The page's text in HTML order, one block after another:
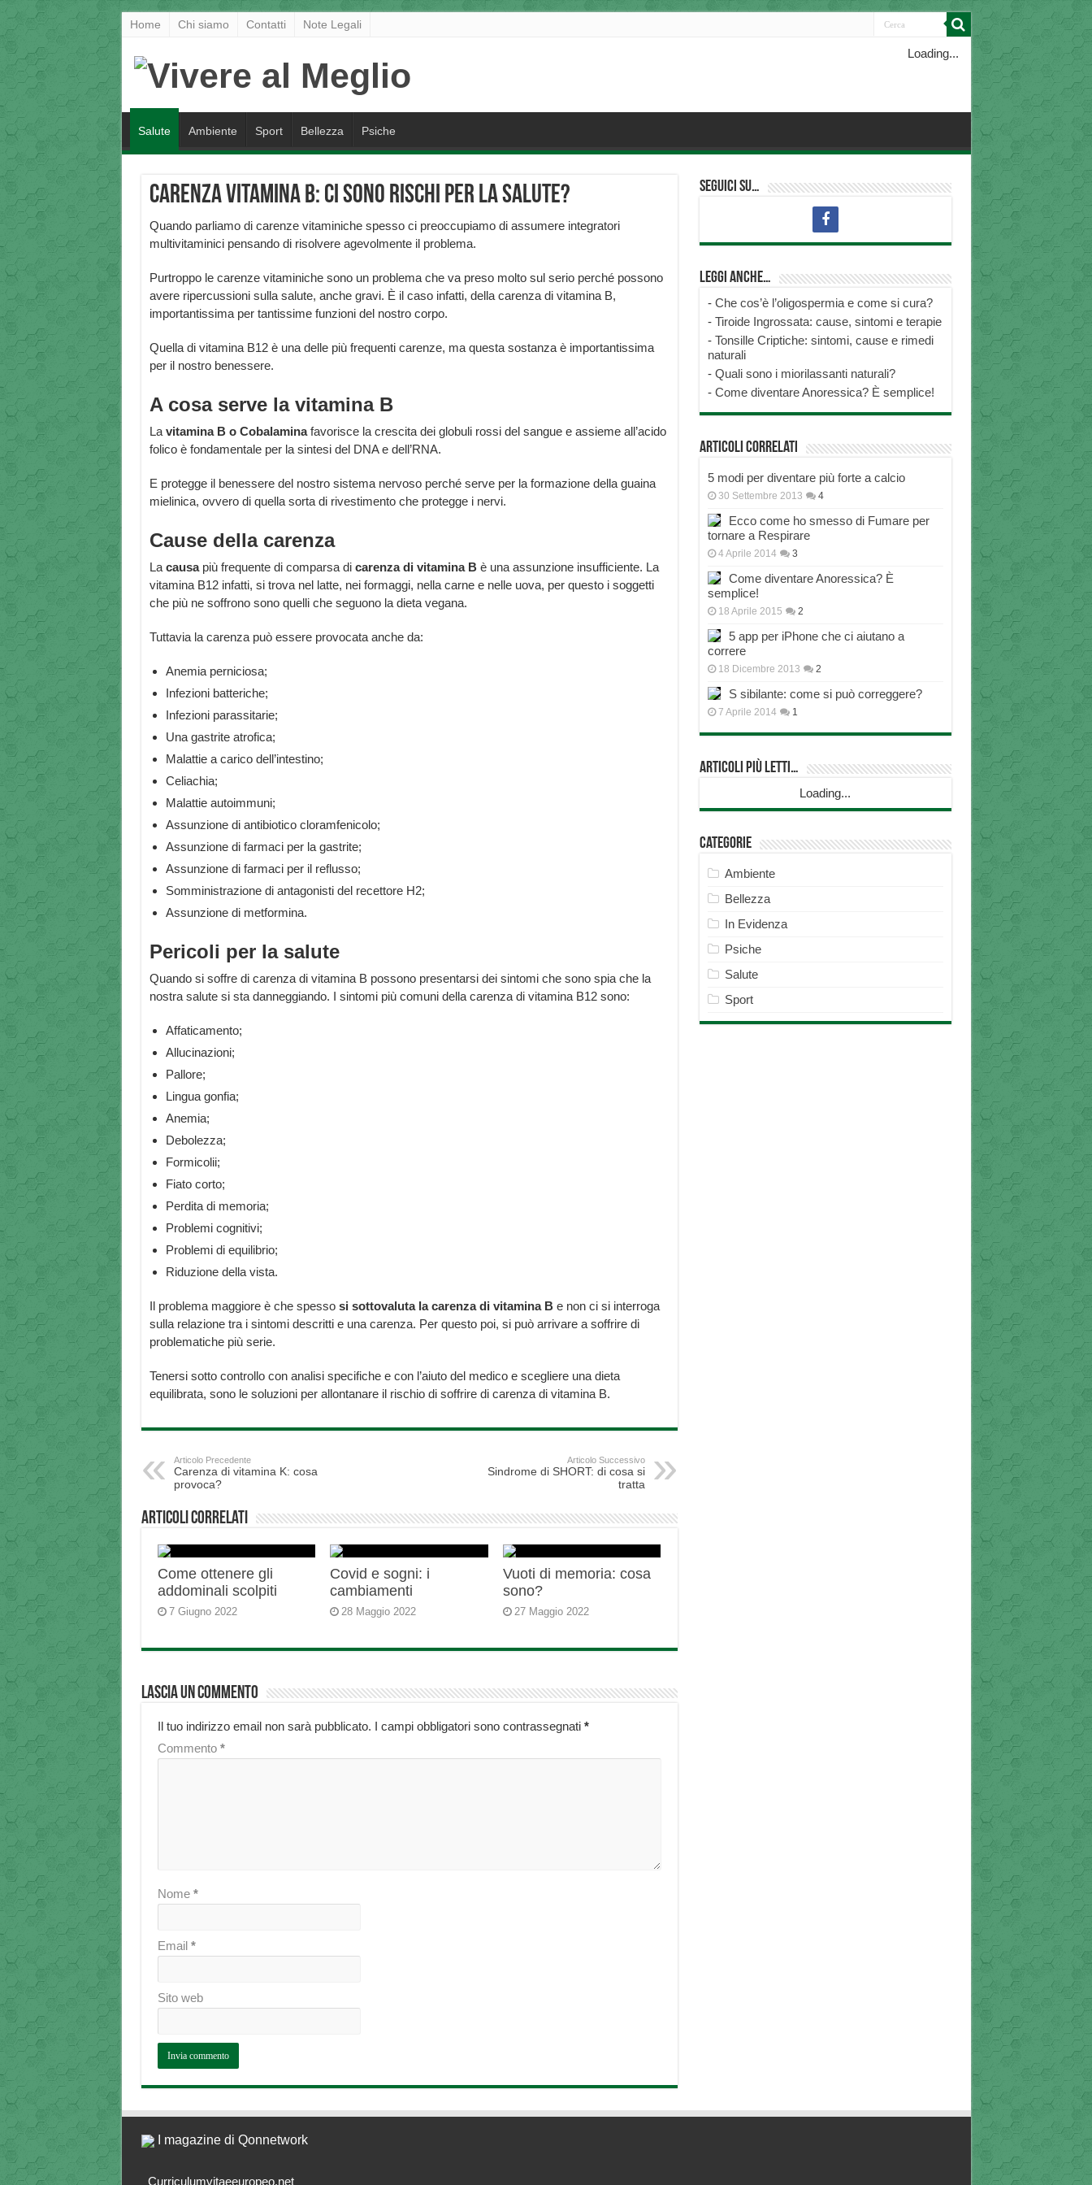
Home Chi siamo Contatti Note Legali
Loading...
Salute Ambiente Sport Bellezza Psiche
Carenza vitamina B: ci sono rischi per la salute?
Quando parliamo di carenze vitaminiche spesso ci preoccupiamo di assumere integratori
multivitaminici pensando di risolvere agevolmente il problema.
Purtroppo le carenze vitaminiche sono un problema che va preso molto sul serio perché possono
avere ripercussioni sulla salute, anche gravi. È il caso infatti, della carenza di vitamina B,
importantissima per tantissime funzioni del nostro corpo.
Quella di vitamina B12 è una delle più frequenti carenze, ma questa sostanza è importantissima
per il nostro benessere.
A cosa serve la vitamina B
La vitamina B o Cobalaminafavorisce la crescita dei globuli rossi del sangue e assieme all’acido
folico è fondamentale per la sintesi del DNA e dell’RNA.
E protegge il benessere del nostro sistema nervoso perché serve per la formazione della guaina
mielinica, ovvero di quella sorta di rivestimento che protegge i nervi.
Cause della carenza
La causapiù frequente di comparsa di carenza di vitamina Bè una assunzione insufficiente. La
vitamina B12 infatti, si trova nel latte, nei formaggi, nella carne e nelle uova, per questo i soggetti
che più ne soffrono sono quelli che seguono la dieta vegana.
Tuttavia la carenza può essere provocata anche da:
Anemia perniciosa;
Infezioni batteriche;
Infezioni parassitarie;
Una gastrite atrofica;
Malattie a carico dell’intestino;
Celiachia;
Malattie autoimmuni;
Assunzione di antibiotico cloramfenicolo;
Assunzione di farmaci per la gastrite;
Assunzione di farmaci per il reflusso;
Somministrazione di antagonisti del recettore H2;
Assunzione di metformina.
Pericoli per la salute
Quando si soffre di carenza di vitamina B possono presentarsi dei sintomi che sono spia che la
nostra salute si sta danneggiando. I sintomi più comuni della carenza di vitamina B12 sono:
Affaticamento;
Allucinazioni;
Pallore;
Lingua gonfia;
Anemia;
Debolezza;
Formicolii;
Fiato corto;
Perdita di memoria;
Problemi cognitivi;
Problemi di equilibrio;
Riduzione della vista.
Il problema maggiore è che spesso si sottovaluta la carenza di vitamina Be non ci si interroga
sulla relazione tra i sintomi descritti e una carenza. Per questo poi, si può arrivare a soffrire di
problematiche più serie.
Tenersi sotto controllo con analisi specifiche e con l’aiuto del medico e scegliere una dieta
equilibrata, sono le soluzioni per allontanare il rischio di soffrire di carenza di vitamina B.
Articolo Precedente
Carenza di vitamina K: cosa
provoca?
Articolo Successivo
Sindrome di SHORT: di cosa si
tratta
Articoli correlati
Come ottenere gli
addominali scolpiti
7 Giugno 2022
Covid e sogni: i
cambiamenti
28 Maggio 2022
Vuoti di memoria: cosa
sono?
27 Maggio 2022
Lascia un commento
Il tuo indirizzo email non sarà pubblicato. I campi obbligatori sono contrassegnati *
Commento *
Nome *
Email *
Sito web
Seguici su…
Leggi anche…
- Che cos’è l’oligospermia e come si cura?
- Tiroide Ingrossata: cause, sintomi e terapie
- Tonsille Criptiche: sintomi, cause e rimedi
naturali
- Quali sono i miorilassanti naturali?
- Come diventare Anoressica? È semplice!
Articoli correlati
5 modi per diventare più forte a calcio
30 Settembre 2013 4
Ecco come ho smesso di Fumare per
tornare a Respirare
4 Aprile 2014 3
Come diventare Anoressica? È
semplice!
18 Aprile 2015 2
5 app per iPhone che ci aiutano a
correre
18 Dicembre 2013 2
S sibilante: come si può correggere?
7 Aprile 2014 1
Articoli più Letti…
Loading...
Categorie
Ambiente
Bellezza
In Evidenza
Psiche
Salute
Sport
I magazine di Qonnetwork
Curriculumvitaeeuropeo.net